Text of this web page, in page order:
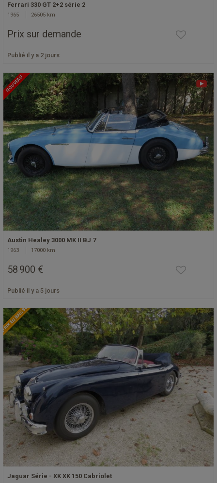
Ferrari 330 GT 2+2 série 2
1965 26505 km
Prix sur demande
Publié il y a 2 jours
NOUVEAU
Austin Healey 3000 MK II BJ 7
1963 17000 km
58 900 €
Publié il y a 5 jours
PRIX EN BAISSE
Jaguar Série - XK XK 150 Cabriolet